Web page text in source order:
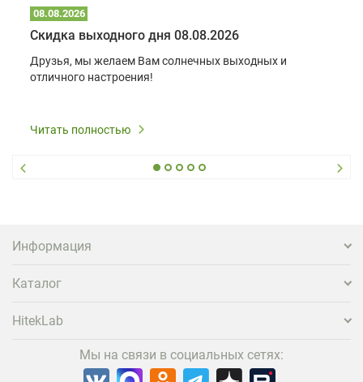
08.08.2026
Скидка выходного дня 08.08.2026
Друзья, мы желаем Вам солнечных выходных и
отличного настроения!
Читать полностью
Информация
Каталог
HitekLab
Мы на связи в социальных сетях: